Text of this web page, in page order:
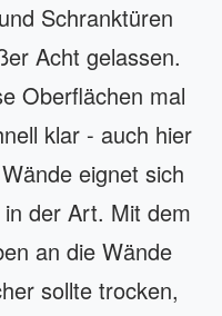
Schranktüren
Acht gelassen.
Oberflächen mal
klar - auch hier
eignet sich
der Art. Mit dem
an die Wände
sollte trocken,